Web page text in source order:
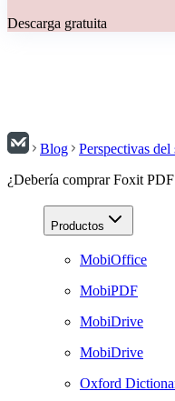
Descarga gratuita
Blog
Perspectivas del
¿Debería comprar Foxit
Productos
MobiOffice
MobiPDF
MobiDrive
MobiDrive
Oxford